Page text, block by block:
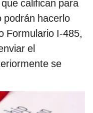
califican para
podrán hacerlo
Formulario I-485,
el
se